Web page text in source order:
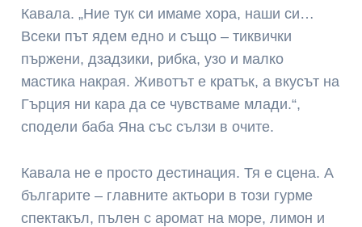
Кавала. „Ние тук си имаме хора, наши си…
Всеки път ядем едно и също – тиквички
пържени, дзадзики, рибка, узо и малко
мастика накрая. Животът е кратък, а вкусът на
Гърция ни кара да се чувстваме млади.“,
сподели баба Яна със сълзи в очите.
Кавала не е просто дестинация. Тя е сцена. А
българите – главните актьори в този гурме
спектакъл, пълен с аромат на море, лимон и